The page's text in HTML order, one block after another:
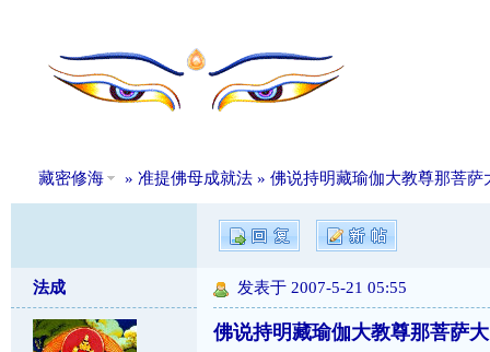
藏密修海 » 准提佛母成就法» 佛说持明藏瑜伽大教尊那菩萨
法成 发表于 2007-5-21 05:55
佛说持明藏瑜伽大教尊那菩萨